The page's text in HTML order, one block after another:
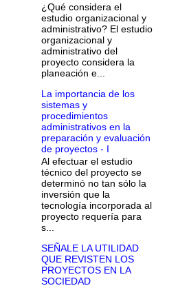
¿Qué considera el
estudio organizacional y
administrativo? El estudio
organizacional y
administrativo del
proyecto considera la
planeación e...
La importancia de los
sistemas y
procedimientos
administrativos en la
preparación y evaluación
de proyectos - I
Al efectuar el estudio
técnico del proyecto se
determinó no tan sólo la
inversión que la
tecnología incorporada al
proyecto requería para
s...
SEÑALE LA UTILIDAD
QUE REVISTEN LOS
PROYECTOS EN LA
SOCIEDAD